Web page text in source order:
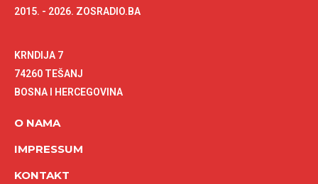
2015. - 2026. ZOSRADIO.BA
KRNDIJA 7
74260 TEŠANJ
BOSNA I HERCEGOVINA
O NAMA
IMPRESSUM
KONTAKT